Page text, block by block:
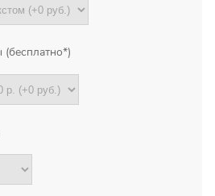
за
и